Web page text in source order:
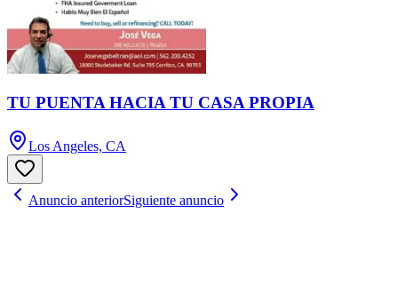
TU PUENTA HACIA TU CASA PROPIA
Los Angeles, CA
Anuncio anteriorSiguiente anuncio